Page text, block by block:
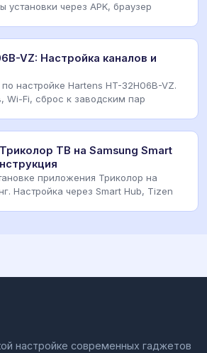
установки через APK, браузер
VZ: Настройка каналов и
настройке Hartens HT-32H06B-VZ.
Wi-Fi, сброс к заводским пар
ТВ на Samsung Smart
приложения Триколор на
Настройка через Smart Hub, Tizen
настройке современных гаджетов